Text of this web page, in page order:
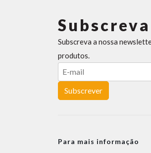
Subscreva a nossa
produtos.
Subscrever
Para mais informação